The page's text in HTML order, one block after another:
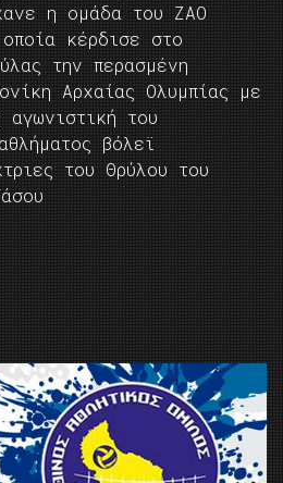
η ομάδα του ΖΑΟ
κέρδισε στο
την περασμένη
Αρχαίας Ολυμπίας με
του
βόλεϊ
του Θρύλου του